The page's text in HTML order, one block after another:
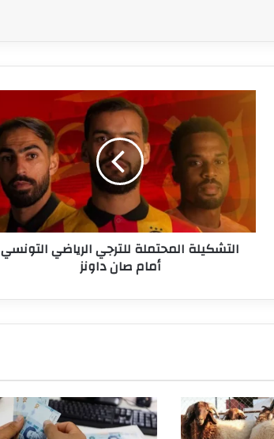
التشكيلة
للترجي
الرياضي
التونسي
أمام
صان
التشكيلة المحتملة للترجي الرياضي التونسي
أمام صان داونز